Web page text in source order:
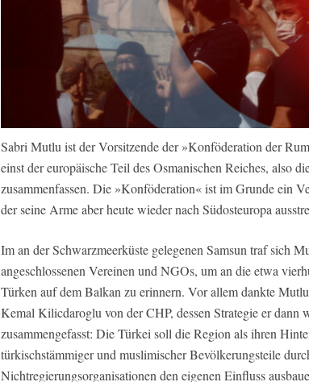
Sabri Mutlu ist der Vorsitzende der »Konföderation der
einst der europäische Teil des Osmanischen Reiches, also
zusammenfassen. Die »Konföderation« ist im Grunde ein
der seine Arme aber heute wieder nach Südosteuropa
Im an der Schwarzmeerküste gelegenen Samsun traf sich
angeschlossenen Vereinen und NGOs, um an die etwa
Türken auf dem Balkan zu erinnern. Vor allem dankte
Kemal Kilicdaroglu von der CHP, dessen Strategie er dann
zusammengefasst: Die Türkei soll die Region als ihren
türkischstämmiger und muslimischer Bevölkerungsteile
Nichtregierungsorganisationen den eigenen Einfluss